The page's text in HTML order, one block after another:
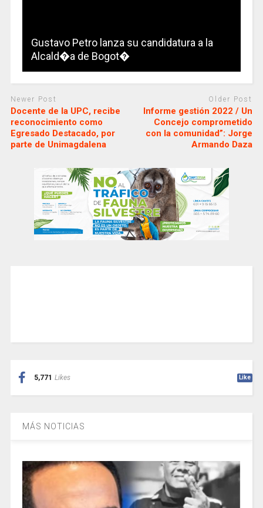
Gustavo Petro lanza su candidatura a la
Alcald�a de Bogot�
Newer Post
Docente de la UPC, recibe
reconocimiento como
Egresado Destacado, por
parte de Unimagdalena
Older Post
Informe gestión 2022 / Un
Concejo comprometido
con la comunidad”: Jorge
Armando Daza
5,771 Likes Like
MÁS NOTICIAS